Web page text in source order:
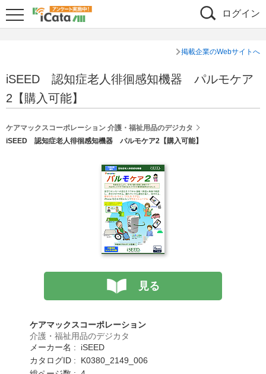
ログイン
掲載企業のWebサイトへ
iSEED 認知症老人徘徊感知機器 パルモケア
2【購入可能】
ケアマックスコーポレーション 介護・福祉用品のデジカタ
iSEED 認知症老人徘徊感知機器 パルモケア2【購入可能】
見る
ケアマックスコーポレーション
介護・福祉用品のデジカタ
メーカー名 : iSEED
カタログID : K0380_2149_006